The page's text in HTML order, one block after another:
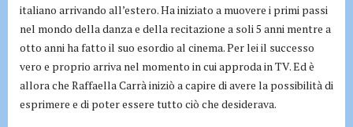
italiano arrivando all’estero. Ha iniziato a muovere i primi passi
nel mondo della danza e della recitazione a soli 5 anni mentre a
otto anni ha fatto il suo esordio al cinema. Per lei il successo
vero e proprio arriva nel momento in cui approda in TV. Ed è
allora che Raffaella Carrà iniziò a capire di avere la possibilità di
esprimere e di poter essere tutto ciò che desiderava.